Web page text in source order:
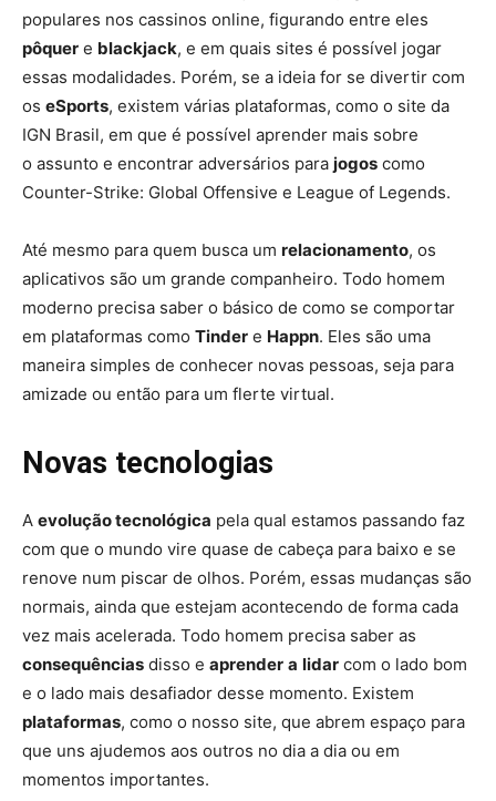
populares nos cassinos online, figurando entre eles
pôquer e blackjack, e em quais sites é possível jogar
essas modalidades. Porém, se a ideia for se divertir com
os eSports, existem várias plataformas, como o site da
IGN Brasil, em que é possível aprender mais sobre
o assunto e encontrar adversários para jogos como
Counter-Strike: Global Offensive e League of Legends.
Até mesmo para quem busca um relacionamento, os
aplicativos são um grande companheiro. Todo homem
moderno precisa saber o básico de como se comportar
em plataformas como Tinder e Happn. Eles são uma
maneira simples de conhecer novas pessoas, seja para
amizade ou então para um flerte virtual.
Novas tecnologias
A evolução tecnológica pela qual estamos passando faz
com que o mundo vire quase de cabeça para baixo e se
renove num piscar de olhos. Porém, essas mudanças são
normais, ainda que estejam acontecendo de forma cada
vez mais acelerada. Todo homem precisa saber as
consequências disso e aprender a lidar com o lado bom
e o lado mais desafiador desse momento. Existem
plataformas, como o nosso site, que abrem espaço para
que uns ajudemos aos outros no dia a dia ou em
momentos importantes.